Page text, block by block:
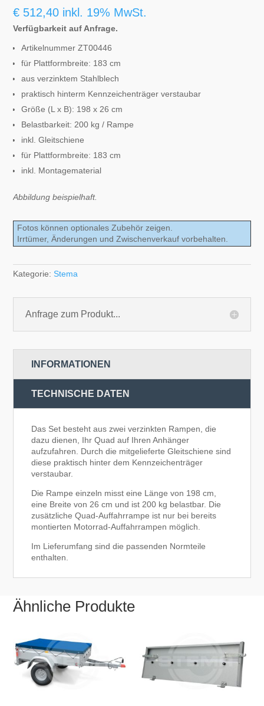
€ 512,40 inkl. 19% MwSt.
Verfügbarkeit auf Anfrage.
Artikelnummer ZT00446
für Plattformbreite: 183 cm
aus verzinktem Stahlblech
praktisch hinterm Kennzeichenträger verstaubar
Größe (L x B): 198 x 26 cm
Belastbarkeit: 200 kg / Rampe
inkl. Gleitschiene
für Plattformbreite: 183 cm
inkl. Montagematerial
Abbildung beispielhaft.
Fotos können optionales Zubehör zeigen.
Irrtümer, Änderungen und Zwischenverkauf vorbehalten.
Kategorie:Stema
Anfrage zum Produkt...
INFORMATIONEN
TECHNISCHE DATEN
Das Set besteht aus zwei verzinkten Rampen, die
dazu dienen, Ihr Quad auf Ihren Anhänger
aufzufahren. Durch die mitgelieferte Gleitschiene sind
diese praktisch hinter dem Kennzeichenträger
verstaubar.
Die Rampe einzeln misst eine Länge von 198 cm,
eine Breite von 26 cm und ist 200 kg belastbar. Die
zusätzliche Quad-Auffahrrampe ist nur bei bereits
montierten Motorrad-Auffahrrampen möglich.
Im Lieferumfang sind die passenden Normteile
enthalten.
Ähnliche Produkte